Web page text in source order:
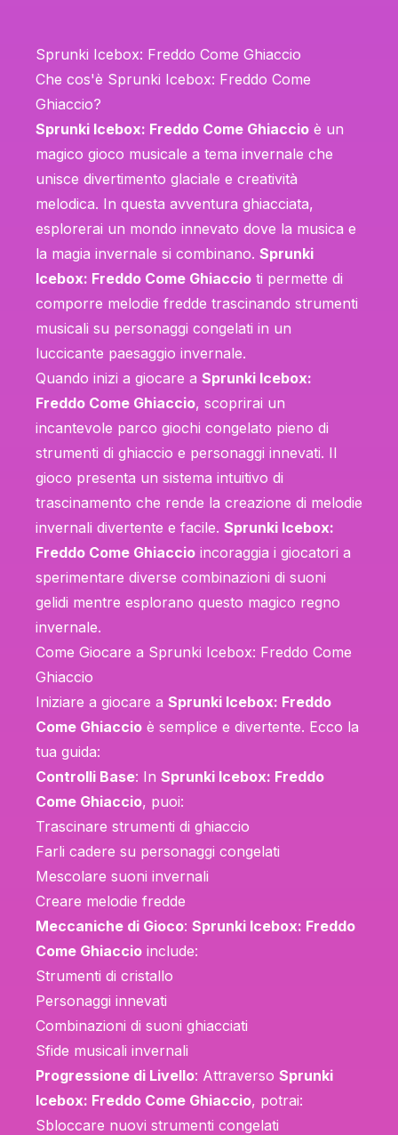
Sprunki Icebox: Freddo Come Ghiaccio
Che cos'è Sprunki Icebox: Freddo Come
Ghiaccio?
Sprunki Icebox: Freddo Come Ghiaccio è un
magico gioco musicale a tema invernale che
unisce divertimento glaciale e creatività
melodica. In questa avventura ghiacciata,
esplorerai un mondo innevato dove la musica e
la magia invernale si combinano. Sprunki
Icebox: Freddo Come Ghiaccio ti permette di
comporre melodie fredde trascinando strumenti
musicali su personaggi congelati in un
luccicante paesaggio invernale.
Quando inizi a giocare a Sprunki Icebox:
Freddo Come Ghiaccio, scoprirai un
incantevole parco giochi congelato pieno di
strumenti di ghiaccio e personaggi innevati. Il
gioco presenta un sistema intuitivo di
trascinamento che rende la creazione di melodie
invernali divertente e facile. Sprunki Icebox:
Freddo Come Ghiaccio incoraggia i giocatori a
sperimentare diverse combinazioni di suoni
gelidi mentre esplorano questo magico regno
invernale.
Come Giocare a Sprunki Icebox: Freddo Come
Ghiaccio
Iniziare a giocare a Sprunki Icebox: Freddo
Come Ghiaccio è semplice e divertente. Ecco la
tua guida:
Controlli Base: In Sprunki Icebox: Freddo
Come Ghiaccio, puoi:
Trascinare strumenti di ghiaccio
Farli cadere su personaggi congelati
Mescolare suoni invernali
Creare melodie fredde
Meccaniche di Gioco: Sprunki Icebox: Freddo
Come Ghiaccio include:
Strumenti di cristallo
Personaggi innevati
Combinazioni di suoni ghiacciati
Sfide musicali invernali
Progressione di Livello: Attraverso Sprunki
Icebox: Freddo Come Ghiaccio, potrai:
Sbloccare nuovi strumenti congelati